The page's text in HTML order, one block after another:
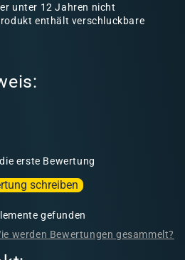
unter 12 Jahren nicht
enthält verschluckbare
erste Bewertung
schreiben
gefunden
werden Bewertungen gesammelt?